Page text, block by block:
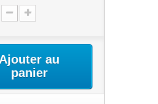
Ajouter au
panier